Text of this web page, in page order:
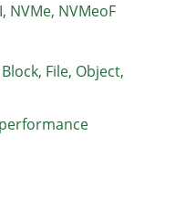
NVMe, NVMeoF
File, Object,